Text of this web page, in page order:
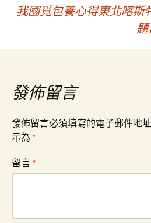
導
覽
我國覓包養心得東北喀斯
發佈留言
發佈留言必須填寫的電子郵件地
示為 *
留言 *